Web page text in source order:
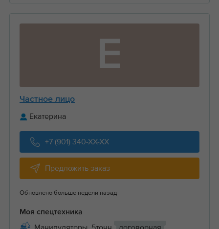
Е
Частное лицо
Екатерина
+7 (901) 340-XX-XX
Предложить заказ
Обновлено больше недели назад
Моя спецтехника